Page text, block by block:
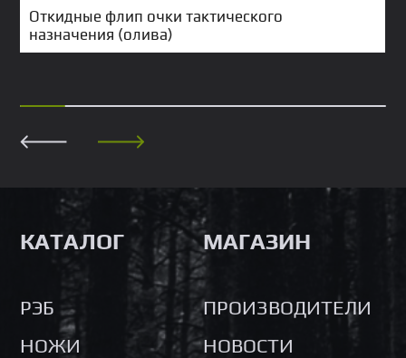
Откидные флип очки тактического
назначения (олива)
КАТАЛОГ
РЭБ
НОЖИ
МАГАЗИН
ПРОИЗВОДИТЕЛИ
НОВОСТИ